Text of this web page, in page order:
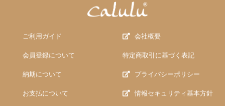
ご利用ガイド
会員登録について
納期について
お支払について
会社概要
特定商取引に基づく表記
プライバシーポリシー
情報セキュリティ基本方針